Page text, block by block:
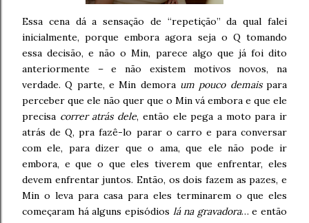
Essa cena dá a sensação de “repetição” da qual falei
inicialmente, porque embora agora seja o Q tomando
essa decisão, e não o Min, parece algo que já foi dito
anteriormente – e não existem motivos novos, na
verdade. Q parte, e Min demora um pouco demaispara
perceber que ele não quer que o Min vá embora e que ele
precisa correr atrás dele, então ele pega a moto para ir
atrás de Q, pra fazê-lo parar o carro e para conversar
com ele, para dizer que o ama, que ele não pode ir
embora, e que o que eles tiverem que enfrentar, eles
devem enfrentar juntos. Então, os dois fazem as pazes, e
Min o leva para casa para eles terminarem o que eles
começaram há alguns episódios lá na gravadora… e então